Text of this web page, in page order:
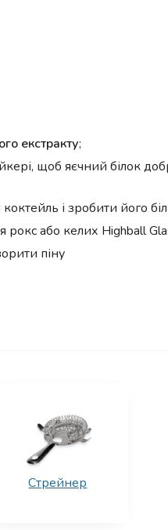
екстракту;
щоб яєчний білок
і зробити його
або келих Highball
піну
Стрейнер